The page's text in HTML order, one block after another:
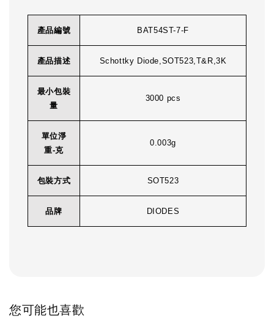
產品編號 BAT54ST-7-F
產品描述 Schottky Diode,SOT523,T&R,3K
最小包裝
量
3000 pcs
單位淨
重-克
0.003g
包裝方式 SOT523
品牌 DIODES
您可能也喜歡